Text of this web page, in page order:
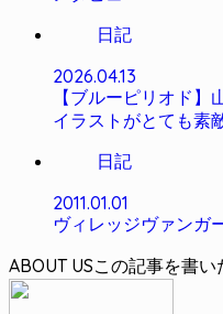
日記
2026.04.13
【ブルーピリオド】
イラストがとても素
日記
2011.01.01
ヴィレッジヴァンガ
ABOUT US